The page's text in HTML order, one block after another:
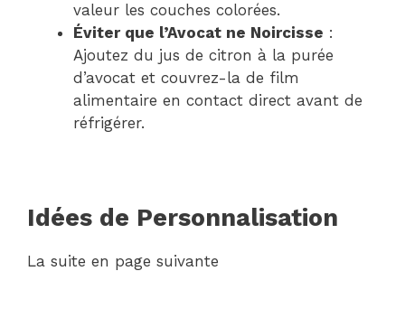
valeur les couches colorées.
Éviter que l’Avocat ne Noircisse :
Ajoutez du jus de citron à la purée
d’avocat et couvrez-la de film
alimentaire en contact direct avant de
réfrigérer.
Idées de Personnalisation
La suite en page suivante